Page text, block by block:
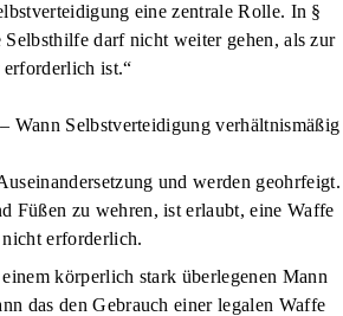
eine zentrale Rolle. In §
darf nicht weiter gehen, als zur
ist.“
Wann Selbstverteidigung verhältnismäßig
und werden geohrfeigt.
Füßen zu wehren, ist erlaubt, eine Waffe
erforderlich.
körperlich stark überlegenen Mann
das den Gebrauch einer legalen Waffe